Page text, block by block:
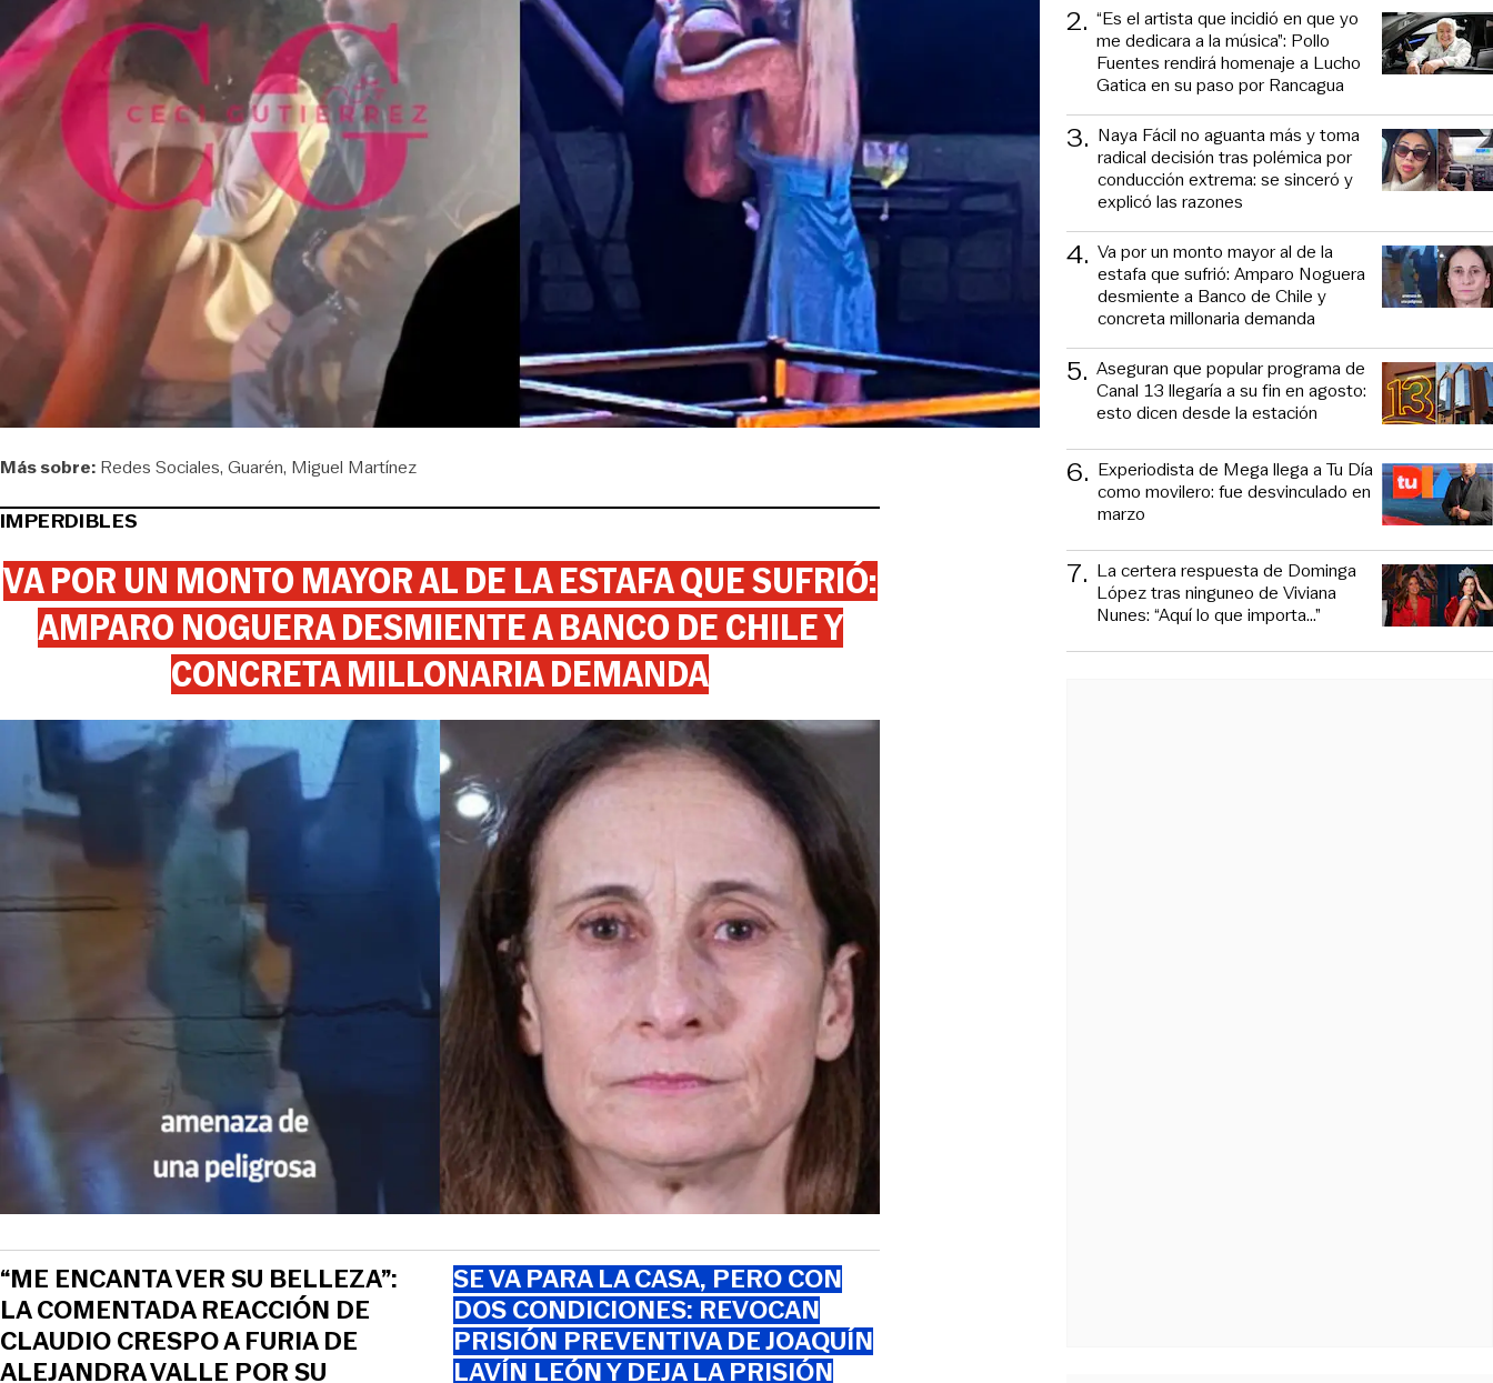
Más sobre: Redes Sociales Guarén Miguel Martínez
IMPERDIBLES
VA POR UN MONTO MAYOR AL DE LA ESTAFA QUE SUFRIÓ:
AMPARO NOGUERA DESMIENTE A BANCO DE CHILE Y
CONCRETA MILLONARIA DEMANDA
“ME ENCANTA VER SU BELLEZA”:
LA COMENTADA REACCIÓN DE
CLAUDIO CRESPO A FURIA DE
ALEJANDRA VALLE POR SU
SE VA PARA LA CASA, PERO CON
DOS CONDICIONES: REVOCAN
PRISIÓN PREVENTIVA DE JOAQUÍN
LAVÍN LEÓN Y DEJA LA PRISIÓN
2. “Es el artista que incidió en que yo
me dedicara a la música”: Pollo
Fuentes rendirá homenaje a Lucho
Gatica en su paso por Rancagua
3. Naya Fácil no aguanta más y toma
radical decisión tras polémica por
conducción extrema: se sinceró y
explicó las razones
4. Va por un monto mayor al de la
estafa que sufrió: Amparo Noguera
desmiente a Banco de Chile y
concreta millonaria demanda
5. Aseguran que popular programa de
Canal 13 llegaría a su fin en agosto:
esto dicen desde la estación
6. Experiodista de Mega llega a Tu Día
como movilero: fue desvinculado en
marzo
7. La certera respuesta de Dominga
López tras ninguneo de Viviana
Nunes: “Aquí lo que importa...”